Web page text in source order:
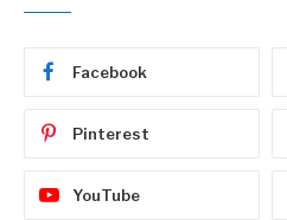
Facebook
Pinterest
YouTube